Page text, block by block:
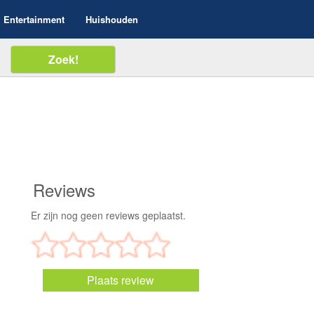
Entertainment Huishouden
Reviews
Er zijn nog geen reviews geplaatst.
Plaats review